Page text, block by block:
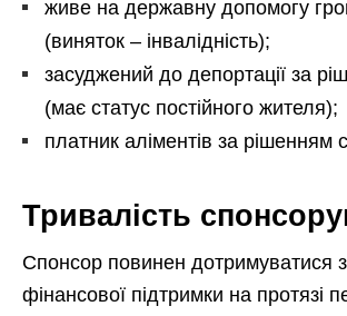
живе на державну допомогу
(виняток – інвалідність);
засуджений до депортації за
(має статус постійного жителя);
платник аліментів за рішенням
Тривалість
Спонсор повинен дотримуватися
фінансової підтримки на протязі